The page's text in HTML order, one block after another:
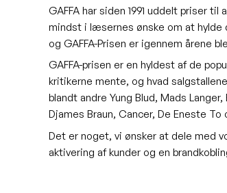
GAFFA har siden 1991 uddelt priser
mindst i læsernes ønske om at hylde
og GAFFA-Prisen er igennem årene
GAFFA-prisen er en hyldest af de
kritikerne mente, og hvad
blandt andre Yung Blud, Mads
Djames Braun, Cancer, De Eneste
Det er noget, vi ønsker at dele med
aktivering af kunder og en